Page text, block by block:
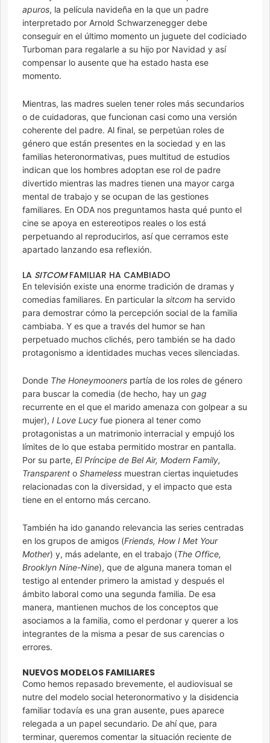
apuros, la película navideña en la que un padre
interpretado por Arnold Schwarzenegger debe
conseguir en el último momento un juguete del codiciado
Turboman para regalarle a su hijo por Navidad y así
compensar lo ausente que ha estado hasta ese
momento.
Mientras, las madres suelen tener roles más secundarios
o de cuidadoras, que funcionan casi como una versión
coherente del padre. Al final, se perpetúan roles de
género que están presentes en la sociedad y en las
familias heteronormativas, pues multitud de estudios
indican que los hombres adoptan ese rol de padre
divertido mientras las madres tienen una mayor carga
mental de trabajo y se ocupan de las gestiones
familiares. En ODA nos preguntamos hasta qué punto el
cine se apoya en estereotipos reales o los está
perpetuando al reproducirlos, así que cerramos este
apartado lanzando esa reflexión.
LA SITCOMFAMILIAR HA CAMBIADO
En televisión existe una enorme tradición de dramas y
comedias familiares. En particular la sitcom ha servido
para demostrar cómo la percepción social de la familia
cambiaba. Y es que a través del humor se han
perpetuado muchos clichés, pero también se ha dado
protagonismo a identidades muchas veces silenciadas.
Donde The Honeymooners partía de los roles de género
para buscar la comedia (de hecho, hay un gag
recurrente en el que el marido amenaza con golpear a su
mujer), I Love Lucy fue pionera al tener como
protagonistas a un matrimonio interracial y empujó los
límites de lo que estaba permitido mostrar en pantalla.
Por su parte, El Príncipe de Bel Air, Modern Family,
Transparent o Shameless muestran ciertas inquietudes
relacionadas con la diversidad, y el impacto que esta
tiene en el entorno más cercano.
También ha ido ganando relevancia las series centradas
en los grupos de amigos (Friends, How I Met Your
Mother) y, más adelante, en el trabajo (The Office,
Brooklyn Nine-Nine), que de alguna manera toman el
testigo al entender primero la amistad y después el
ámbito laboral como una segunda familia. De esa
manera, mantienen muchos de los conceptos que
asociamos a la familia, como el perdonar y querer a los
integrantes de la misma a pesar de sus carencias o
errores.
NUEVOS MODELOS FAMILIARES
Como hemos repasado brevemente, el audiovisual se
nutre del modelo social heteronormativo y la disidencia
familiar todavía es una gran ausente, pues aparece
relegada a un papel secundario. De ahí que, para
terminar, queremos comentar la situación reciente de